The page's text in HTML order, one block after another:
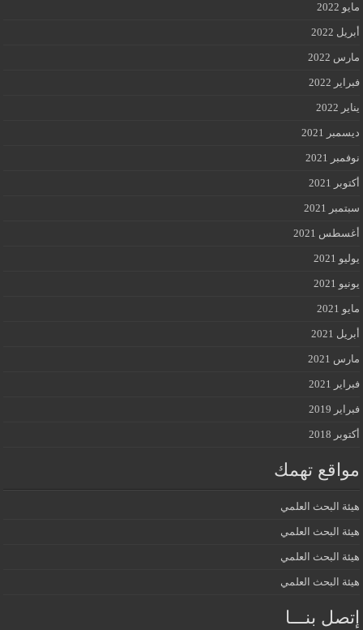
مايو 2022
أبريل 2022
مارس 2022
فبراير 2022
يناير 2022
ديسمبر 2021
نوفمبر 2021
أكتوبر 2021
سبتمبر 2021
أغسطس 2021
يوليو 2021
يونيو 2021
مايو 2021
أبريل 2021
مارس 2021
فبراير 2021
فبراير 2019
أكتوبر 2018
مواقع تهمك
هيئة البحث العلمي
هيئة البحث العلمي
هيئة البحث العلمي
هيئة البحث العلمي
إتصل بنـــا